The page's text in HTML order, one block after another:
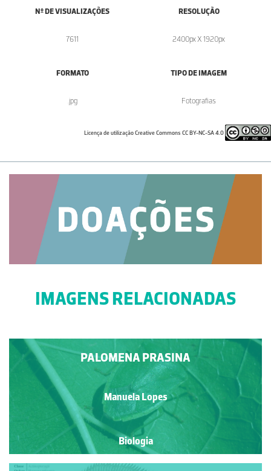
Nº DE VISUALIZAÇÕES
7611
RESOLUÇÃO
2400px X 1920px
FORMATO
.jpg
TIPO DE IMAGEM
Fotografias
Licença de utilização Creative Commons CC BY-NC-SA 4.0
IMAGENS RELACIONADAS
PALOMENA PRASINA
Manuela Lopes
Biologia